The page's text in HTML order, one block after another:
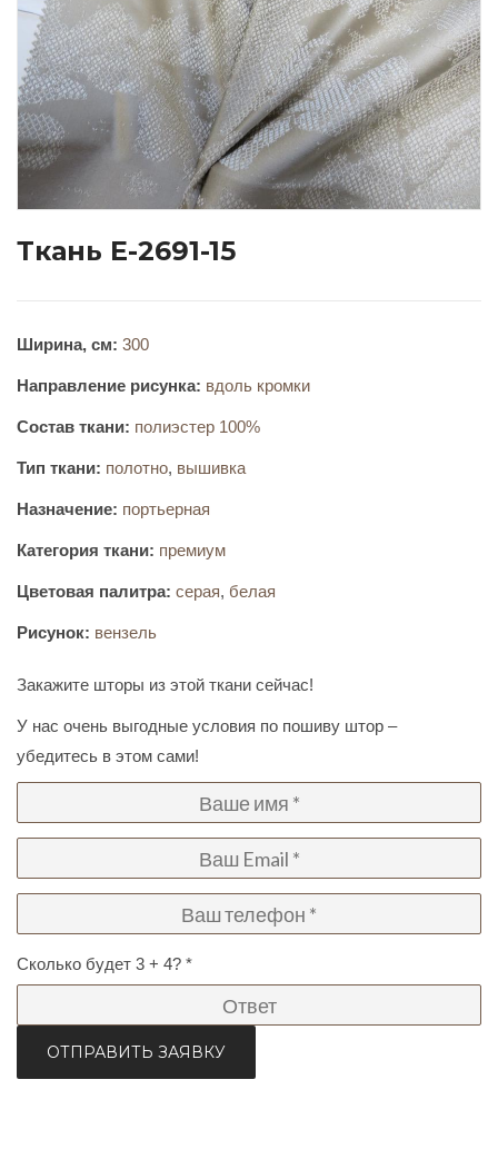
Ткань E-2691-15
Ширина, см: 300
Направление рисунка: вдоль кромки
Состав ткани: полиэстер 100%
Тип ткани: полотно, вышивка
Назначение: портьерная
Категория ткани: премиум
Цветовая палитра: серая, белая
Рисунок: вензель
Закажите шторы из этой ткани сейчас!
У нас очень выгодные условия по пошиву штор –
убедитесь в этом сами!
Сколько будет 3 + 4? *